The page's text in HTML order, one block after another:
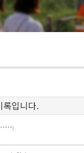
입니다.